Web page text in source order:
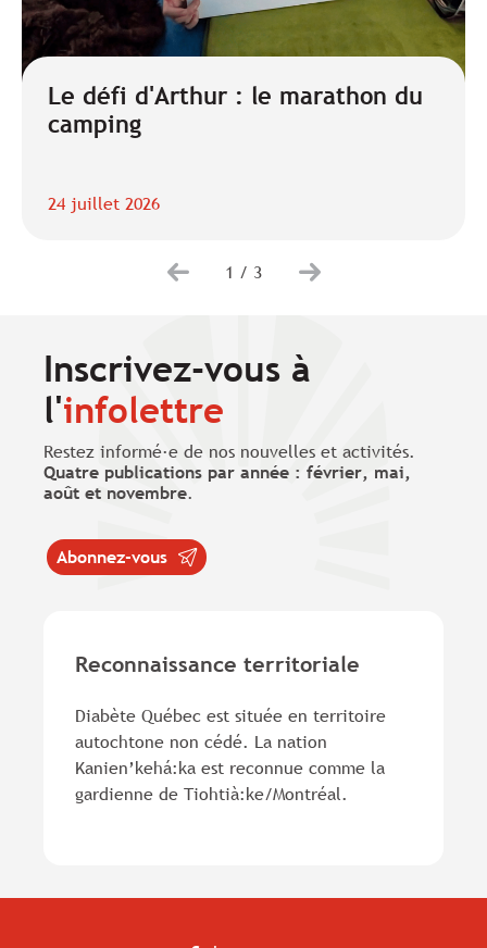
Le défi d'Arthur : le marathon du
camping
24 juillet 2026
1 / 3
Inscrivez-vous à
l'infolettre
Restez informé·e de nos nouvelles et activités.
Quatre publications par année : février, mai,
août et novembre.
Abonnez-vous
Reconnaissance territoriale
Diabète Québec est située en territoire
autochtone non cédé. La nation
Kanien’kehá:ka est reconnue comme la
gardienne de Tiohtià:ke/Montréal.